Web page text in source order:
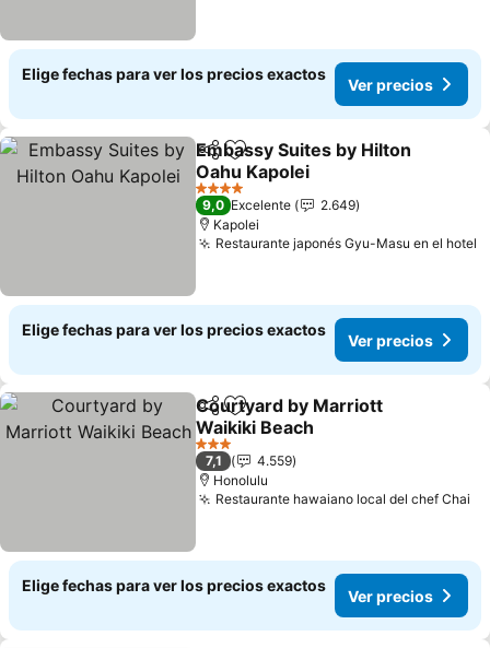
Elige fechas para ver los precios exactos
Ver precios
CompartirAgregar a favoritos
Embassy Suites by Hilton
Oahu Kapolei
4 Estrellas
9,0 Excelente
2.649
Kapolei
Restaurante japonés Gyu-Masu en el hotel
Elige fechas para ver los precios exactos
Ver precios
CompartirAgregar a favoritos
Courtyard by Marriott
Waikiki Beach
3 Estrellas
7,1
4.559
Honolulu
Restaurante hawaiano local del chef Chai
Elige fechas para ver los precios exactos
Ver precios